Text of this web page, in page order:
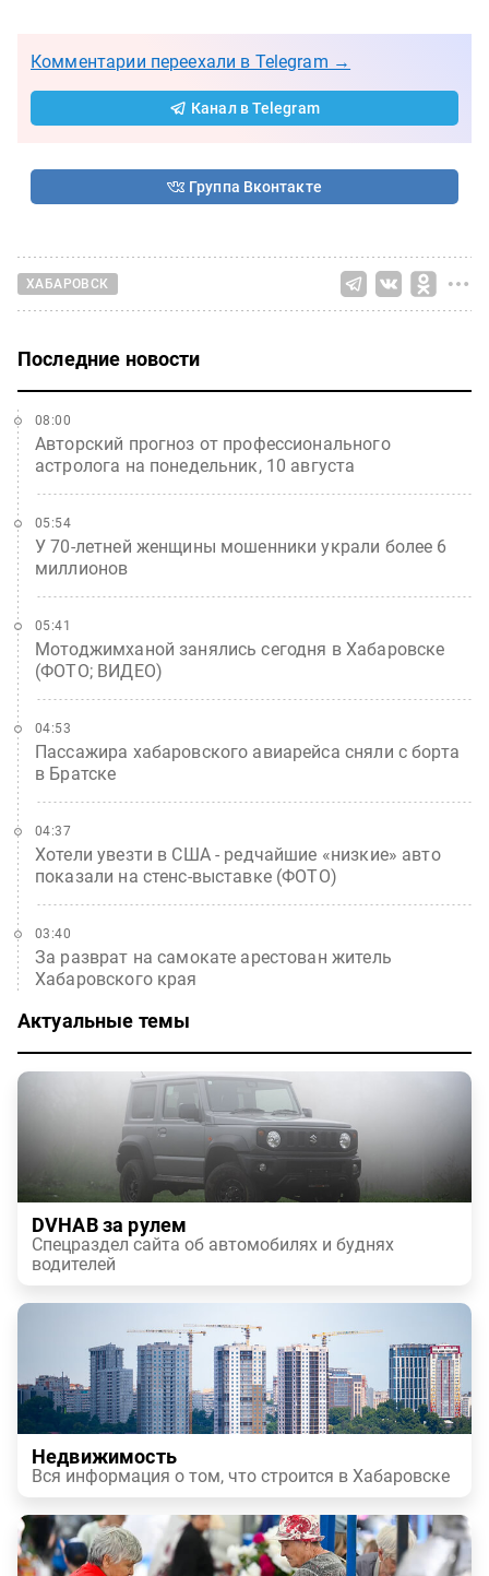
Комментарии переехали в Telegram →
Канал в Telegram
Группа Вконтакте
ХАБАРОВСК
Последние новости
Авторский прогноз от профессионального
астролога на понедельник, 10 августа
08:00
У 70-летней женщины мошенники украли более 6
миллионов
05:54
Мотоджимханой занялись сегодня в Хабаровске
(ФОТО; ВИДЕО)
05:41
Пассажира хабаровского авиарейса сняли с борта
в Братске
04:53
Хотели увезти в США - редчайшие «низкие» авто
показали на стенс-выставке (ФОТО)
04:37
За разврат на самокате арестован житель
Хабаровского края
03:40
Актуальные темы
DVHAB за рулем
Спецраздел сайта об автомобилях и буднях
водителей
Недвижимость
Вся информация о том, что строится в Хабаровске